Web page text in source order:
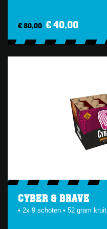
€ 80,00 € 40,00
CYBER & BRAVE
• 2x 9 schoten • 52 gram kruit